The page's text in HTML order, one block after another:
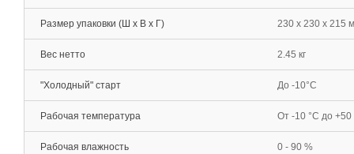
Размер упаковки (Ш х В х Г) 230 x 230 x 215
Вес нетто 2.45 кг
"Холодный" старт До -10°С
Рабочая температура От -10 °С до +50
Рабочая влажность 0 - 90 %